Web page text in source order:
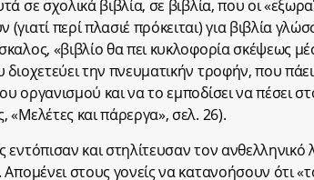
σε σχολικά βιβλία, σε βιβλία, που οι
περί πλασιέ πρόκειται) για βιβλία
«βιβλίο θα πει κυκλοφορία σκέψεως
διοχετεύει την πνευματικήν τροφήν, που
οργανισμού και να το εμποδίσει να πέσει
«Μελέτες και πάρεργα», σελ. 26).
εντόπισαν και στηλίτευσαν τον ανθελληνικό
Απομένει στους γονείς να κατανοήσουν ότι